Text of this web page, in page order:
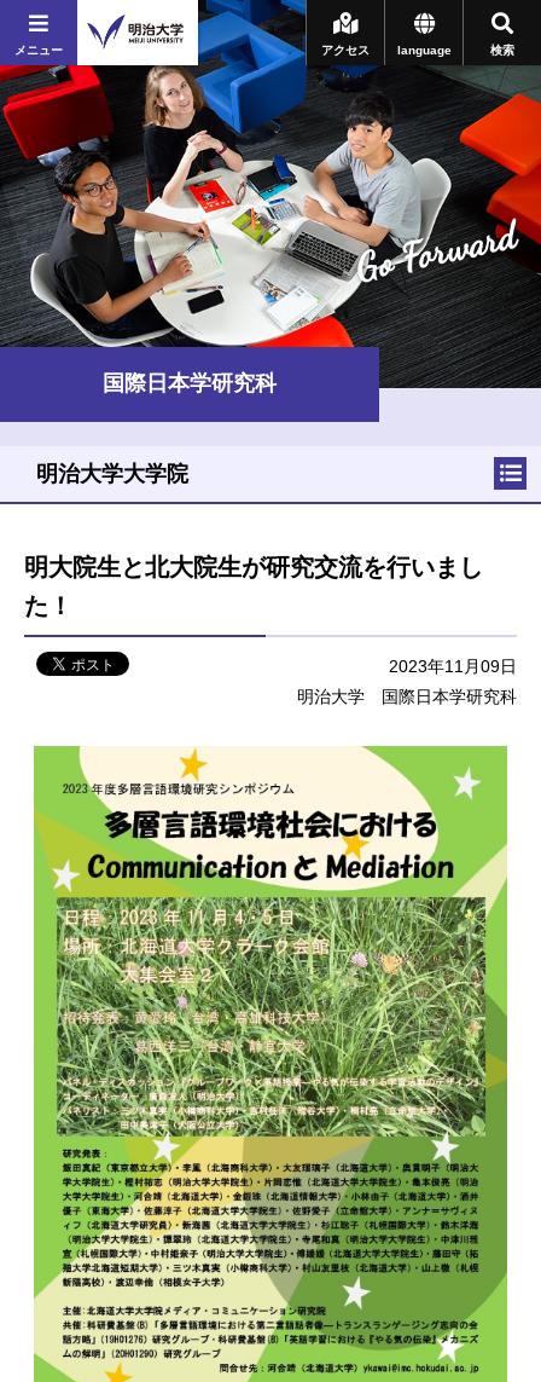
メニュー 検索
language
アクセス
Go Forward
国際日本学研究科
明大院生と北大院生が研究交流を行いまし
た！
2023年11月09日
明治大学 国際日本学研究科
明治大学大学院